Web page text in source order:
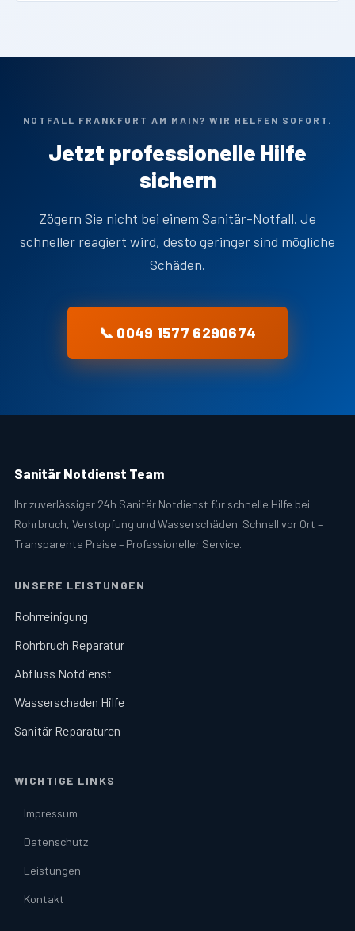
NOTFALL FRANKFURT AM MAIN? WIR HELFEN SOFORT.
Jetzt professionelle Hilfe
sichern
Zögern Sie nicht bei einem Sanitär-Notfall. Je
schneller reagiert wird, desto geringer sind mögliche
Schäden.
📞 0049 1577 6290674
Sanitär Notdienst Team
Ihr zuverlässiger 24h Sanitär Notdienst für schnelle Hilfe bei
Rohrbruch, Verstopfung und Wasserschäden. Schnell vor Ort –
Transparente Preise – Professioneller Service.
UNSERE LEISTUNGEN
Rohrreinigung
Rohrbruch Reparatur
Abfluss Notdienst
Wasserschaden Hilfe
Sanitär Reparaturen
WICHTIGE LINKS
Impressum
Datenschutz
Leistungen
Kontakt